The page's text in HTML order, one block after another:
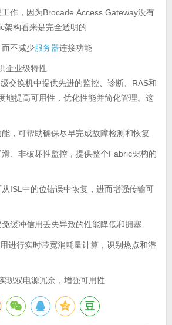
作，因为Brocade Access Gateway没有
架构看来是完全透明的
不减少服务器连接功能
企业级特性
交换机中提供先进的监控、诊断、 RAS和
地提高可用性，优化性能并简化管理。这
，可帮助确保尽早完成故障检测和恢复
、非破坏性监控，提供整个Fabric架构的
ISL 中的位错误中恢复，进而增强传输可
缓冲信用丢失导致的性能降低和拥塞
进行实时带宽消耗量计算，识别热点和潜
现双电源冗余，增强可用性